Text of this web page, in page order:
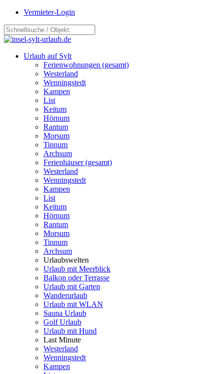
Vermieter-Login
Urlaub auf Sylt
Ferienwohnungen (gesamt)
Westerland
Wenningstedt
Kampen
List
Keitum
Hörnum
Rantum
Morsum
Tinnum
Archsum
Ferienhäuser (gesamt)
Westerland
Wenningstedt
Kampen
List
Keitum
Hörnum
Rantum
Morsum
Tinnum
Archsum
Urlaubswelten
Urlaub mit Meerblick
Balkon oder Terrasse
Urlaub mit Garten
Wanderurlaub
Urlaub mit WLAN
Sauna Urlaub
Golf Urlaub
Urlaub mit Hund
Last Minute
Westerland
Wenningstedt
Kampen